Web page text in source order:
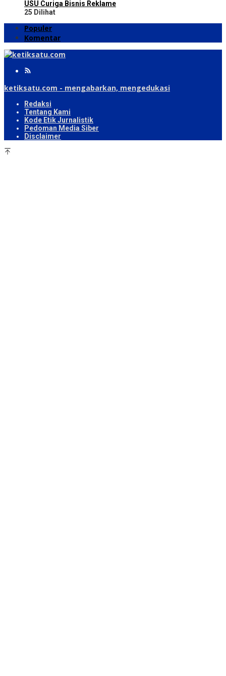
USU Curiga Bisnis Reklame
25 Dilihat
Populer
Komentar
ketiksatu.com - mengabarkan, mengedukasi
Redaksi
Tentang Kami
Kode Etik Jurnalistik
Pedoman Media Siber
Disclaimer